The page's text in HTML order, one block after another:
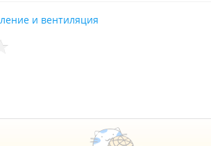
и вентиляция